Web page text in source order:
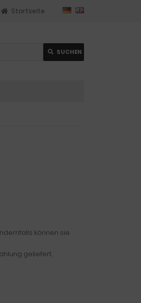
Startseite
SUCHEN
können sie
geliefert.